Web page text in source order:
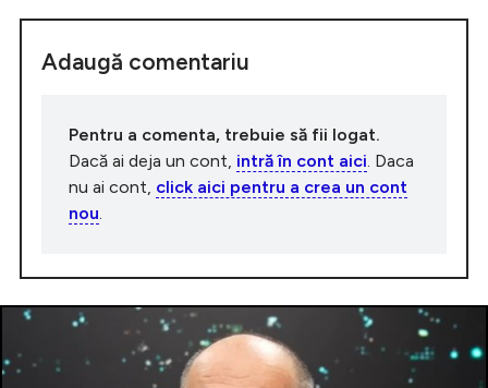
Adaugă comentariu
Pentru a comenta, trebuie să fii logat.
Dacă ai deja un cont, intră în cont aici . Daca
nu ai cont, click aici pentru a crea un cont
nou